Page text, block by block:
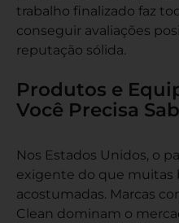
trabalho finalizado faz
conseguir avaliações
reputação sólida.
Produtos e
Você Precisa
Nos Estados Unidos, o
exigente do que muitas
acostumadas. Marcas
Clean dominam o